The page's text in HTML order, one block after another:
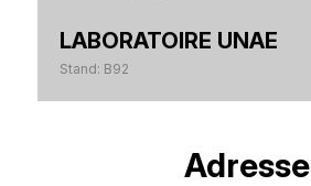
LABORATOIRE UNAE
Stand: B92
Adresse